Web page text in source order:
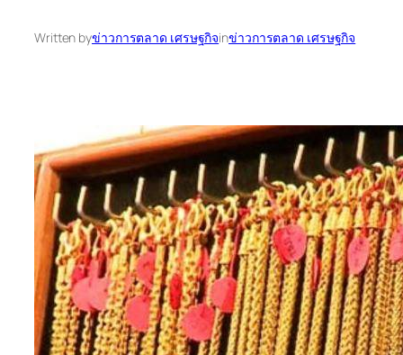
Written byข่าวการตลาด เศรษฐกิจinข่าวการตลาด เศรษฐกิจ